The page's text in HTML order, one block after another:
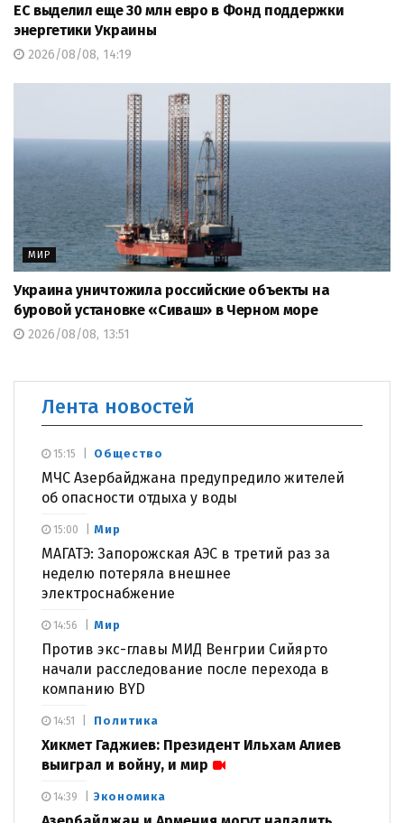
ЕС выделил еще 30 млн евро в Фонд поддержки
энергетики Украины
2026/08/08, 14:19
МИР
Украина уничтожила российские объекты на
буровой установке «Сиваш» в Черном море
2026/08/08, 13:51
Лента новостей
Общество
МЧС Азербайджана предупредило жителей
об опасности отдыха у воды
15:15
Мир
МАГАТЭ: Запорожская АЭС в третий раз за
неделю потеряла внешнее
электроснабжение
15:00
Мир
Против экс-главы МИД Венгрии Сийярто
начали расследование после перехода в
компанию BYD
14:56
Политика
Хикмет Гаджиев: Президент Ильхам Алиев
выиграл и войну, и мир
14:51
Экономика
14:39